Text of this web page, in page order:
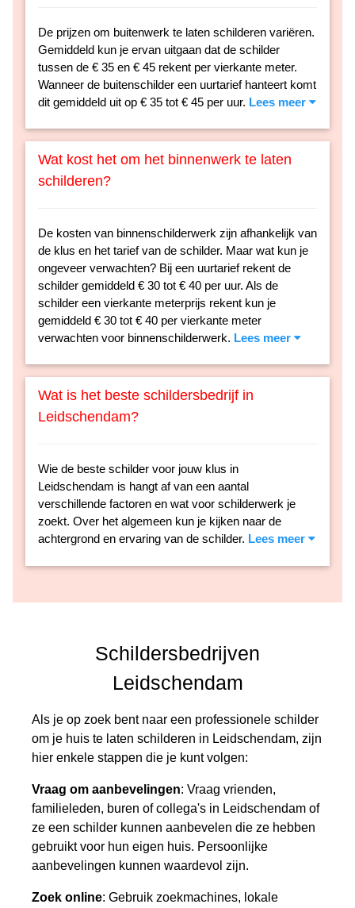
De prijzen om buitenwerk te laten schilderen variëren.
Gemiddeld kun je ervan uitgaan dat de schilder
tussen de € 35 en € 45 rekent per vierkante meter.
Wanneer de buitenschilder een uurtarief hanteert komt
dit gemiddeld uit op € 35 tot € 45 per uur. Lees meer
Wat kost het om het binnenwerk te laten
schilderen?
De kosten van binnenschilderwerk zijn afhankelijk van
de klus en het tarief van de schilder. Maar wat kun je
ongeveer verwachten? Bij een uurtarief rekent de
schilder gemiddeld € 30 tot € 40 per uur. Als de
schilder een vierkante meterprijs rekent kun je
gemiddeld € 30 tot € 40 per vierkante meter
verwachten voor binnenschilderwerk. Lees meer
Wat is het beste schildersbedrijf in
Leidschendam?
Wie de beste schilder voor jouw klus in
Leidschendam is hangt af van een aantal
verschillende factoren en wat voor schilderwerk je
zoekt. Over het algemeen kun je kijken naar de
achtergrond en ervaring van de schilder. Lees meer
Schildersbedrijven
Leidschendam
Als je op zoek bent naar een professionele schilder
om je huis te laten schilderen in Leidschendam, zijn
hier enkele stappen die je kunt volgen:
Vraag om aanbevelingen: Vraag vrienden,
familieleden, buren of collega's in Leidschendam of
ze een schilder kunnen aanbevelen die ze hebben
gebruikt voor hun eigen huis. Persoonlijke
aanbevelingen kunnen waardevol zijn.
Zoek online: Gebruik zoekmachines, lokale